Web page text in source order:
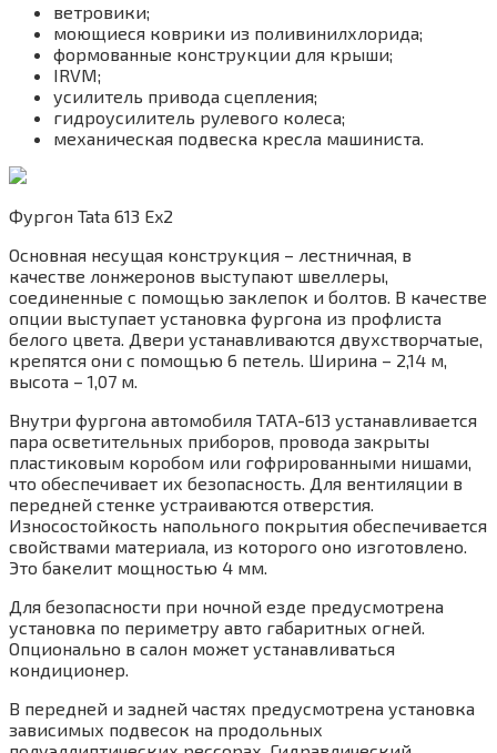
ветровики;
моющиеся коврики из поливинилхлорида;
формованные конструкции для крыши;
IRVM;
усилитель привода сцепления;
гидроусилитель рулевого колеса;
механическая подвеска кресла машиниста.
Фургон Tata 613 Ex2
Основная несущая конструкция – лестничная, в
качестве лонжеронов выступают швеллеры,
соединенные с помощью заклепок и болтов. В качестве
опции выступает установка фургона из профлиста
белого цвета. Двери устанавливаются двухстворчатые,
крепятся они с помощью 6 петель. Ширина – 2,14 м,
высота – 1,07 м.
Внутри фургона автомобиля ТАТА-613 устанавливается
пара осветительных приборов, провода закрыты
пластиковым коробом или гофрированными нишами,
что обеспечивает их безопасность. Для вентиляции в
передней стенке устраиваются отверстия.
Износостойкость напольного покрытия обеспечивается
свойствами материала, из которого оно изготовлено.
Это бакелит мощностью 4 мм.
Для безопасности при ночной езде предусмотрена
установка по периметру авто габаритных огней.
Опционально в салон может устанавливаться
кондиционер.
В передней и задней частях предусмотрена установка
зависимых подвесок на продольных